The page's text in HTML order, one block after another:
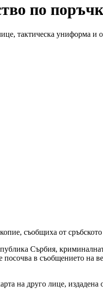
по
тактическа униформа и
съобщиха от
Сърбия,
в съобщението на
на друго лице,